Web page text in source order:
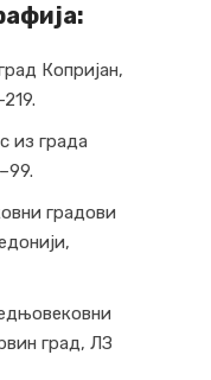
Копријан,
из града
градови
град, ЛЗ